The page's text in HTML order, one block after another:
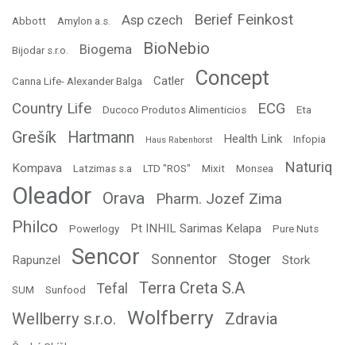
Abbott Amylon a.s. Asp czech Berief Feinkost
Bijodar s.r.o. Biogema BioNebio
Canna Life- Alexander Balga Catler Concept
Country Life Ducoco Produtos Alimenticios ECG Eta
Grešík Hartmann Haus Rabenhorst Health Link Infopia
Kompava Latzimas s.a LTD "ROS" Mixit Monsea Naturiq
Oleador Orava Pharm. Jozef Zima
Philco Powerlogy Pt INHIL Sarimas Kelapa Pure Nuts
Rapunzel Sencor Sonnentor Stoger Stork
SUM Sunfood Tefal
Terra Creta S.A
Wellberry s.r.o.
Wolfberry Zdravia